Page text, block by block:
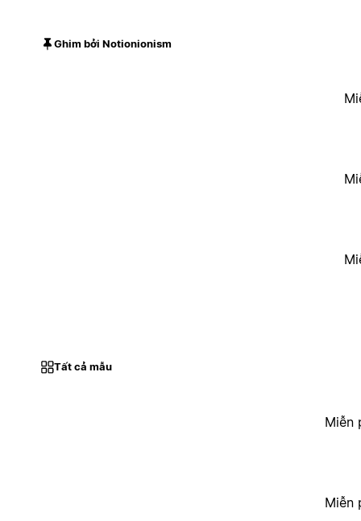
Ghim bởi Notionionism
Tất cả mẫu
Miễn
Miễn